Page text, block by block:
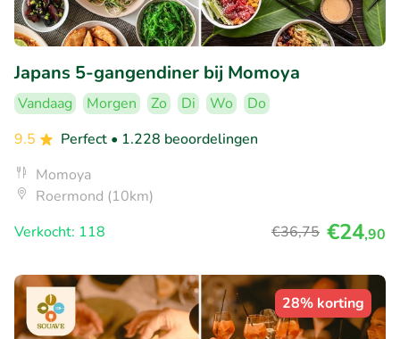
Japans 5-gangendiner bij Momoya
Vandaag Morgen Zo Di Wo
Do
9.5
Perfect • 1.228 beoordelingen
Momoya
Roermond (10km)
Verkocht: 118
€36,75 €24,90
28% korting